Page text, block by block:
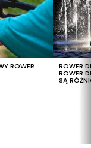
ROWER ROWER
ROWER
SĄ